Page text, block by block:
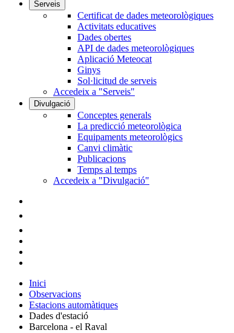
Serveis
Certificat de dades meteorològiques
Activitats educatives
Dades obertes
API de dades meteorològiques
Aplicació Meteocat
Ginys
Sol·licitud de serveis
Accedeix a "Serveis"
Divulgació
Conceptes generals
La predicció meteorològica
Equipaments meteorològics
Canvi climàtic
Publicacions
Temps al temps
Accedeix a "Divulgació"
Inici
Observacions
Estacions automàtiques
Dades d'estació
Barcelona - el Raval